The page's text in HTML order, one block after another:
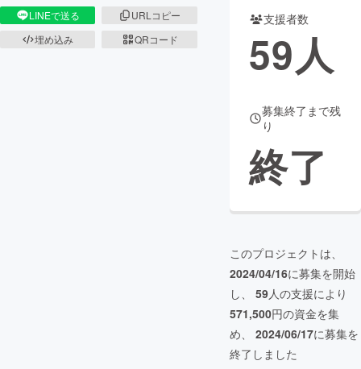
LINEで送る
URLコピー
埋め込み
QRコード
支援者数
59人
募集終了まで残
り
終了
このプロジェクトは、
2024/04/16に募集を開始
し、 59人の支援により
571,500円の資金を集
め、 2024/06/17に募集を
終了しました